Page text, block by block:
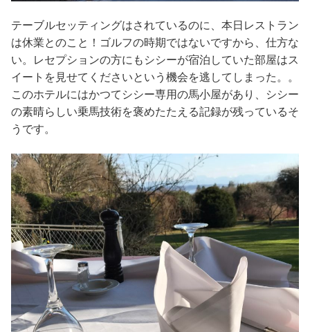
テーブルセッティングはされているのに、本日レストラン
は休業とのこと！ゴルフの時期ではないですから、仕方な
い。レセプションの方にもシシーが宿泊していた部屋はス
イートを見せてくださいという機会を逃してしまった。。
このホテルにはかつてシシー専用の馬小屋があり、シシー
の素晴らしい乗馬技術を褒めたたえる記録が残っているそ
うです。